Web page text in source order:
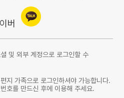
및 외부 계정으로 로그인할 수
지 가족으로 로그인하셔야 가능합니다.
호를 만드신 후에 이용해 주세요.